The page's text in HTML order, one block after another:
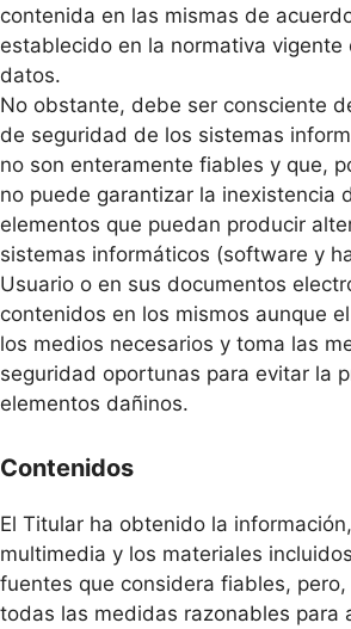
contenida en las mismas de
establecido en la normativa vigente
datos.
No obstante, debe ser consciente
de seguridad de los sistemas
no son enteramente fiables y que,
no puede garantizar la inexistencia
elementos que puedan producir
sistemas informáticos (software y
Usuario o en sus documentos
contenidos en los mismos aunque
los medios necesarios y toma las
seguridad oportunas para evitar la
elementos dañinos.
Contenidos
El Titular ha obtenido la
multimedia y los materiales
fuentes que considera fiables,
todas las medidas razonables para